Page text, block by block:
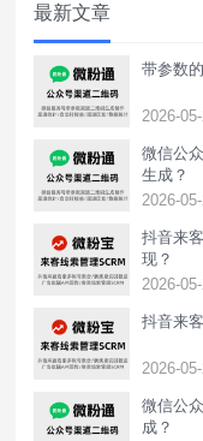
最新文章
带参数
2026-
微信公
生成？
2026-
抖音来
现？
2026-
抖音来
2026-
微信公
成？